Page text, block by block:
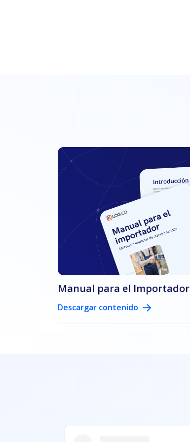
Manual para el Importador
Descargar contenido